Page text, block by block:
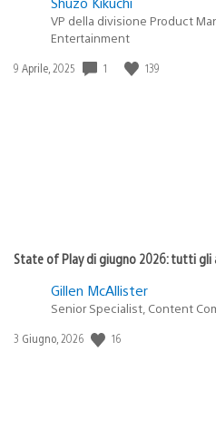
VP della divisione Product
Entertainment
Data
9 Aprile, 2025 1 139
State of Play di giugno 2026: tutti gli
Gillen McAllister
Senior Specialist, Content
Data
3 Giugno, 2026 16